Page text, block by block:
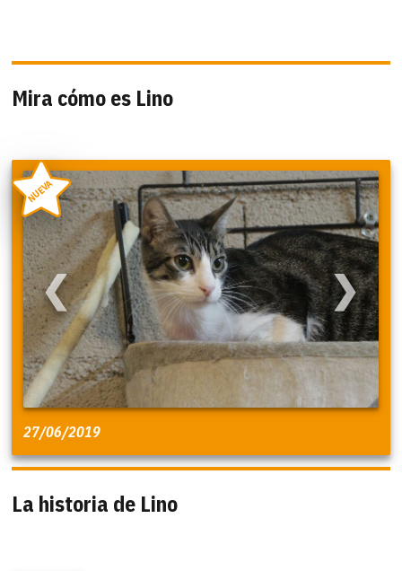
Mira cómo es Lino
❮ ❯
NUEVA
27/06/2019
La historia de Lino